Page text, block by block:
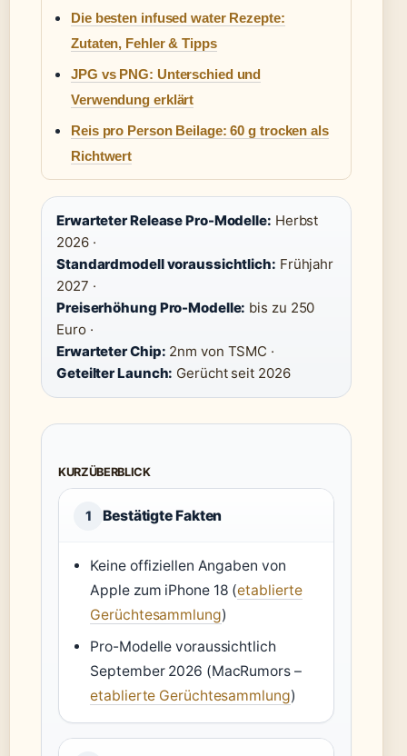
Die besten infused water Rezepte:
Zutaten, Fehler & Tipps
JPG vs PNG: Unterschied und
Verwendung erklärt
Reis pro Person Beilage: 60 g trocken als
Richtwert
Erwarteter Release Pro-Modelle: Herbst
2026 ·
Standardmodell voraussichtlich: Frühjahr
2027 ·
Preiserhöhung Pro-Modelle: bis zu 250
Euro ·
Erwarteter Chip: 2nm von TSMC ·
Geteilter Launch: Gerücht seit 2026
KURZÜBERBLICK
1 Bestätigte Fakten
Keine offiziellen Angaben von
Apple zum iPhone 18 (etablierte
Gerüchtesammlung)
Pro-Modelle voraussichtlich
September 2026 (MacRumors –
etablierte Gerüchtesammlung)